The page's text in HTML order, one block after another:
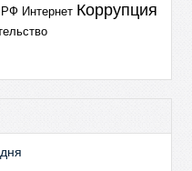
РФ Интернет Коррупция